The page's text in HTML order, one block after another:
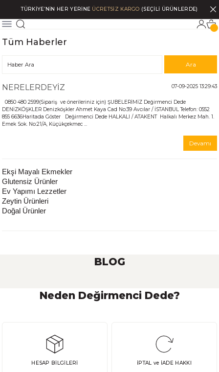
TÜRKİYE’NİN HER YERİNE ÜCRETSİZ KARGO (SEÇİLİ ÜRÜNLERDE)
Tüm Haberler
NERELERDEYİZ 07-09-2025 13:29:43
0850 480 2599(Sipariş ve önerileriniz için) ŞUBELERİMİZ Değirmenci Dede
DENİZKÖŞKLER Denizköşkler Ahmet Kaya Cad No:39 Avcılar / İSTANBUL Telefon: 0552
855 6636Haritada Göster Değirmenci Dede HALKALI / ATAKENT Halkalı Merkez Mah. 1.
Emek Sok. No:21/A, Küçükçekmec ...
Devamı
Ekşi Mayalı Ekmekler
Glutensiz Ürünler
Ev Yapımı Lezzetler
Zeytin Ürünleri
Doğal Ürünler
BLOG
Ekşi Maya Nasıl Beslenmeli ve Saklanmalı?
Neden Değirmenci Dede?
HESAP BİLGİLERİ İPTAL ve İADE HAKKI